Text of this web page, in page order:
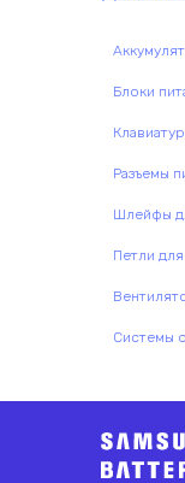
Блоки
Разъемы
Шлейфы
Петли
Системы